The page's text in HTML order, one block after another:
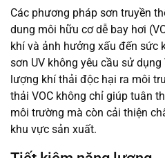
Các phương pháp sơn truyền
dung môi hữu cơ dễ bay hơi
khí và ảnh hưởng xấu đến sức
sơn UV không yêu cầu sử
lượng khí thải độc hại ra môi
thải VOC không chỉ giúp tuân
môi trường mà còn cải thiện
khu vực sản xuất.